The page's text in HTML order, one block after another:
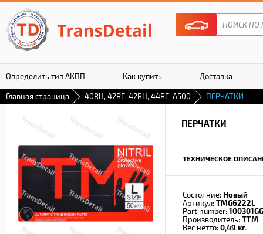
Определить тип АКПП Как купить Доставка
Гарантия
Главная страница 40RH, 42RE, 42RH, 44RE, A500 ПЕРЧАТКИ
ПЕРЧАТКИ
ТЕХНИЧЕСКОЕ
Состояние: Новый
Артикул: TMG6222L
Part number:
Производитель: TTM
Вес нетто: 0,49 кг.